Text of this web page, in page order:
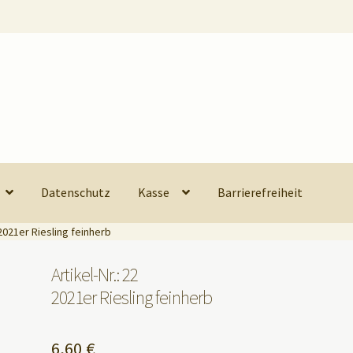
Datenschutz Kasse Barrierefreiheit
Riesling feinherb
Artikel-Nr.: 22
2021er Riesling feinherb